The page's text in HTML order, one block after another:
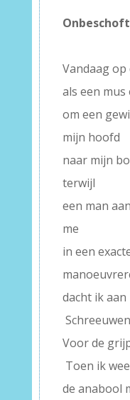
Vandaag
als een
om een
mijn hoofd
naar mijn
terwijl
een man
me
in een
dacht ik aan
Voor de
Toen ik
de anabool